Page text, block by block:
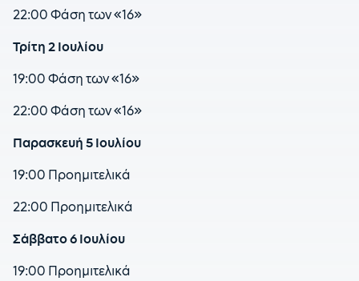
22:00 Φάση των «16»
Τρίτη 2 Ιουλίου
19:00 Φάση των «16»
22:00 Φάση των «16»
Παρασκευή 5 Ιουλίου
19:00 Προημιτελικά
22:00 Προημιτελικά
Σάββατο 6 Ιουλίου
19:00 Προημιτελικά